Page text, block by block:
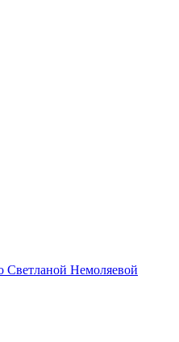
Светланой Немоляевой